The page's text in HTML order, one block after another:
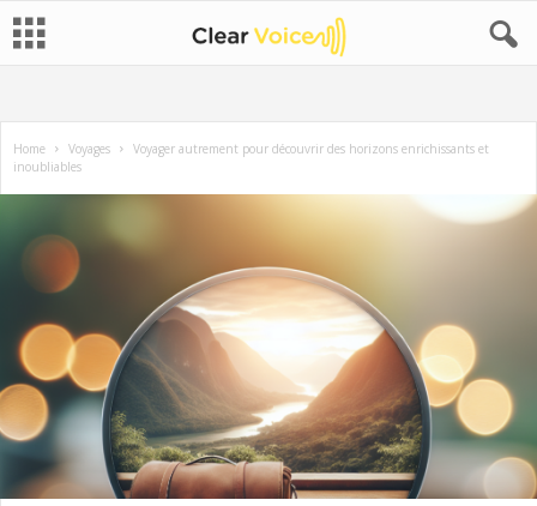
Home Voyages
Voyager autrement pour découvrir des horizons enrichissants et
inoubliables